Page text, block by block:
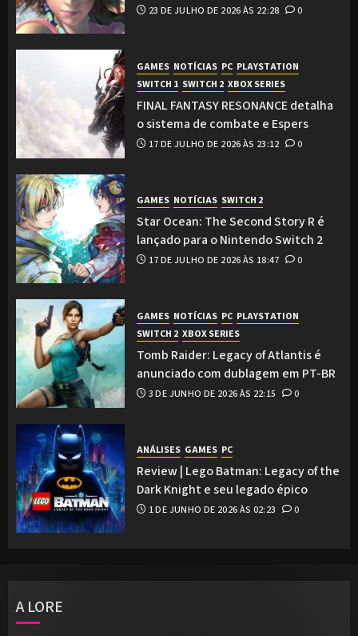
23 DE JULHO DE 2026 ÀS 22:28 0
GAMES NOTÍCIAS PC PLAYSTATION
SWITCH 1 SWITCH 2 XBOX SERIES
FINAL FANTASY RESONANCE detalha
o sistema de combate e Espers
17 DE JULHO DE 2026 ÀS 23:12 0
GAMES NOTÍCIAS SWITCH 2
Star Ocean: The Second Story R é
lançado para o Nintendo Switch 2
17 DE JULHO DE 2026 ÀS 18:47 0
GAMES NOTÍCIAS PC PLAYSTATION
SWITCH 2 XBOX SERIES
Tomb Raider: Legacy of Atlantis é
anunciado com dublagem em PT-BR
3 DE JUNHO DE 2026 ÀS 22:15 0
ANÁLISES GAMES PC
Review | Lego Batman: Legacy of the
Dark Knight e seu legado épico
1 DE JUNHO DE 2026 ÀS 02:23 0
A LORE